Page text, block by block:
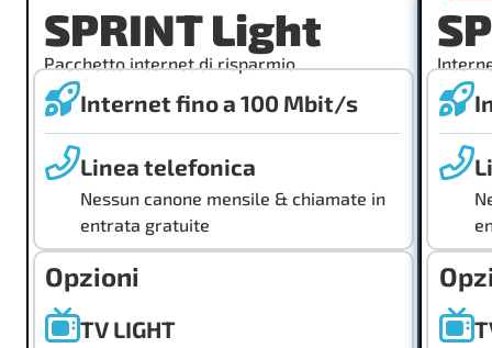
SPRINT Light
Pacchetto internet di risparmio
Internet fino a 100 Mbit/s
Linea telefonica
Nessun canone mensile & chiamate in
entrata gratuite
Opzioni
TV LIGHT